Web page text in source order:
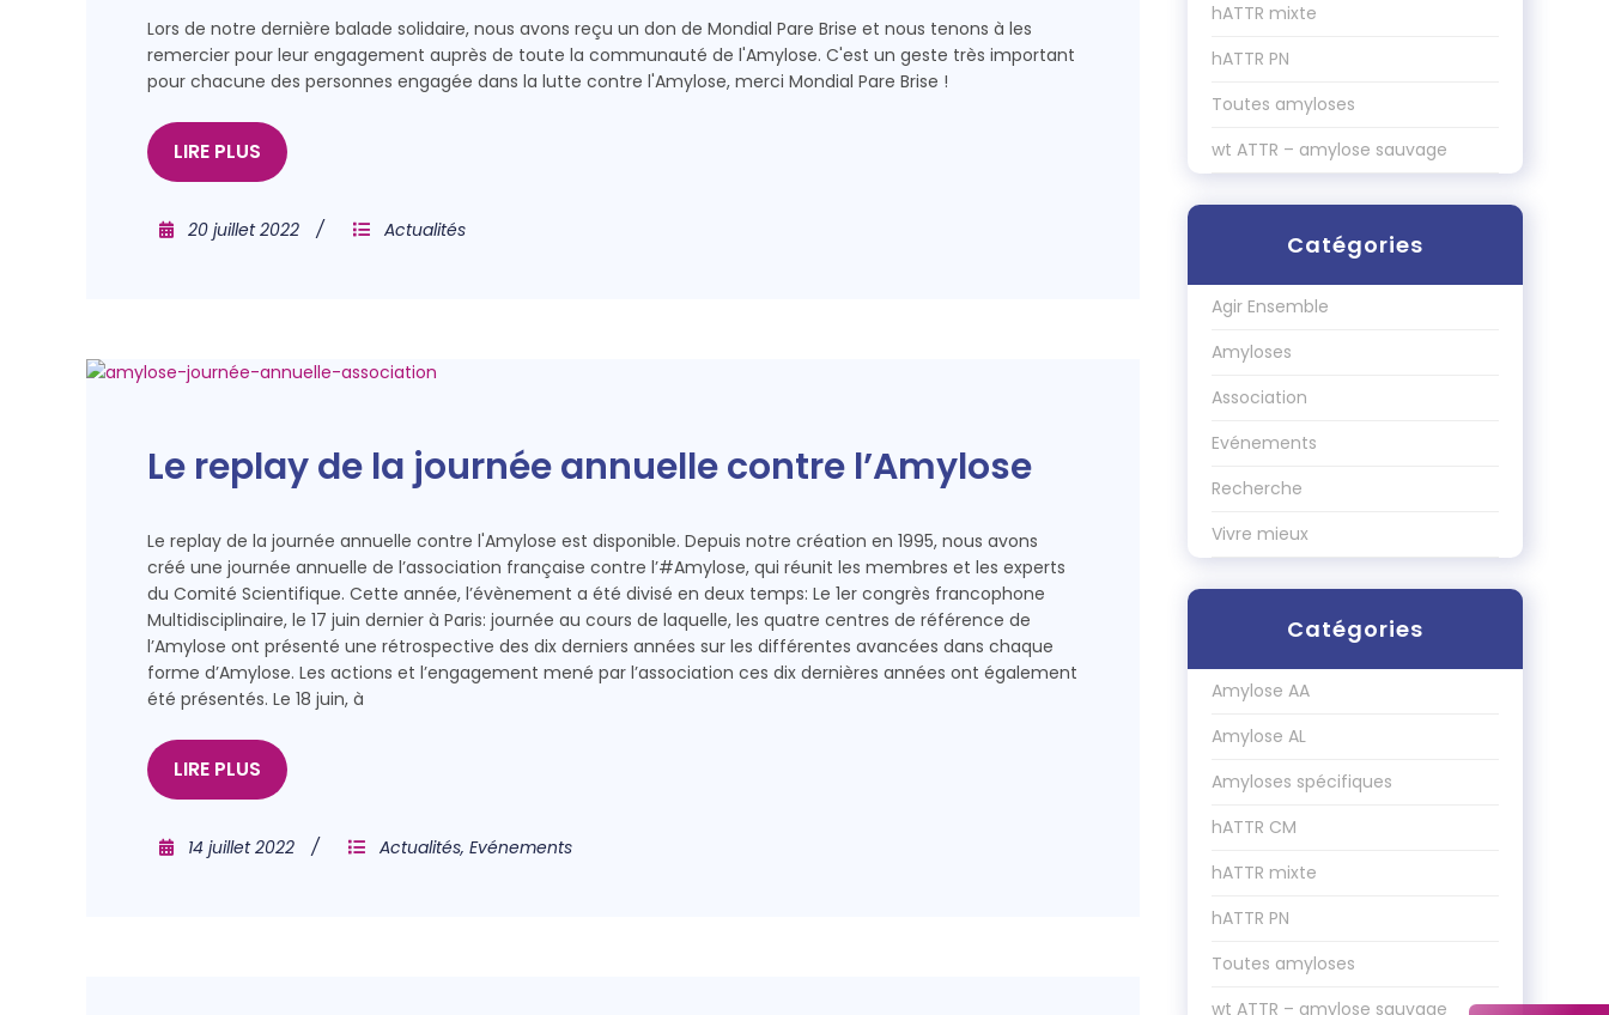
Lors de notre dernière balade solidaire, nous avons reçu un don de Mondial Pare Brise et nous tenons à les
remercier pour leur engagement auprès de toute la communauté de l'Amylose. C'est un geste très important
pour chacune des personnes engagée dans la lutte contre l'Amylose, merci Mondial Pare Brise !
LIRE PLUS
20 juillet 2022 Actualités
Le replay de la journée annuelle contre l’Amylose
Le replay de la journée annuelle contre l'Amylose est disponible. Depuis notre création en 1995, nous avons
créé une journée annuelle de l’association française contre l’#Amylose, qui réunit les membres et les experts
du Comité Scientifique. Cette année, l’évènement a été divisé en deux temps: Le 1er congrès francophone
Multidisciplinaire, le 17 juin dernier à Paris: journée au cours de laquelle, les quatre centres de référence de
l’Amylose ont présenté une rétrospective des dix derniers années sur les différentes avancées dans chaque
forme d’Amylose. Les actions et l’engagement mené par l’association ces dix dernières années ont également
été présentés. Le 18 juin, à
LIRE PLUS
14 juillet 2022 Actualités, Evénements
hATTR mixte
hATTR PN
Toutes amyloses
wt ATTR – amylose sauvage
Catégories
Agir Ensemble
Amyloses
Association
Evénements
Recherche
Vivre mieux
Catégories
Amylose AA
Amylose AL
Amyloses spécifiques
hATTR CM
hATTR mixte
hATTR PN
Toutes amyloses
wt ATTR – amylose sauvage